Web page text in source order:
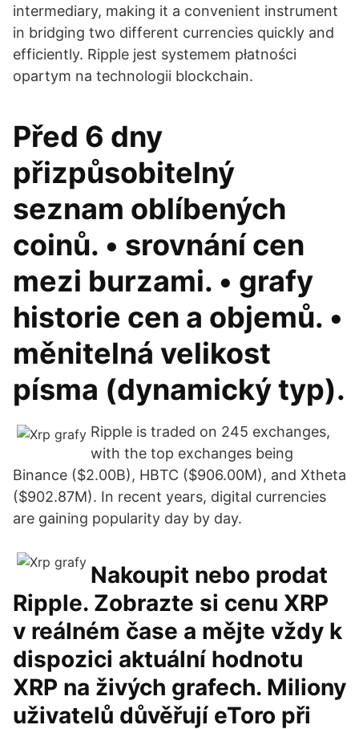
intermediary, making it a convenient instrument
in bridging two different currencies quickly and
efficiently. Ripple jest systemem płatności
opartym na technologii blockchain.
Před 6 dny
přizpůsobitelný
seznam oblíbených
coinů. • srovnání cen
mezi burzami. • grafy
historie cen a objemů. •
měnitelná velikost
písma (dynamický typ).
Ripple is traded on 245 exchanges,
with the top exchanges being
Binance ($2.00B), HBTC ($906.00M), and Xtheta
($902.87M). In recent years, digital currencies
are gaining popularity day by day.
Nakoupit nebo prodat
Ripple. Zobrazte si cenu XRP
v reálném čase a mějte vždy k
dispozici aktuální hodnotu
XRP na živých grafech. Miliony
uživatelů důvěřují eToro při